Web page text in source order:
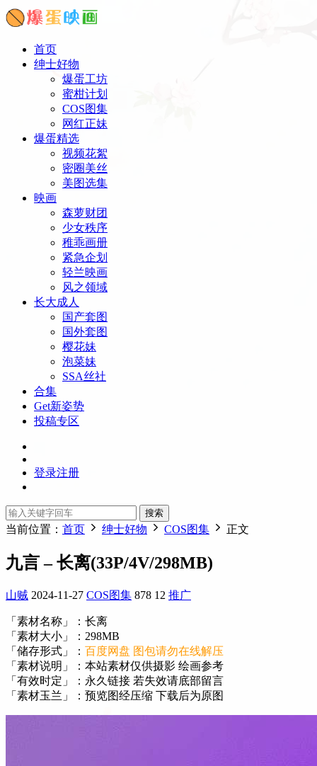
首页
绅士好物
爆蛋工坊
蜜柑计划
COS图集
网红正妹
爆蛋精选
视频花絮
密圈美丝
美图选集
映画
森萝财团
少女秩序
稚乖画册
紧急企划
轻兰映画
风之领域
长大成人
国产套图
国外套图
樱花妹
泡菜妹
SSA丝社
合集
Get新姿势
投稿专区
登录注册
搜索
当前位置： 首页 绅士好物 COS图集 正文
九言 – 长离(33P/4V/298MB)
山贼 2024-11-27 COS图集 878 12 推广
「素材名称」：长离
「素材大小」：298MB
「储存形式」： 百度网盘 图包请勿在线解压
「素材说明」：本站素材仅供摄影 绘画参考
「有效时定」：永久链接 若失效请底部留言
「素材玉兰」：预览图经压缩 下载后为原图